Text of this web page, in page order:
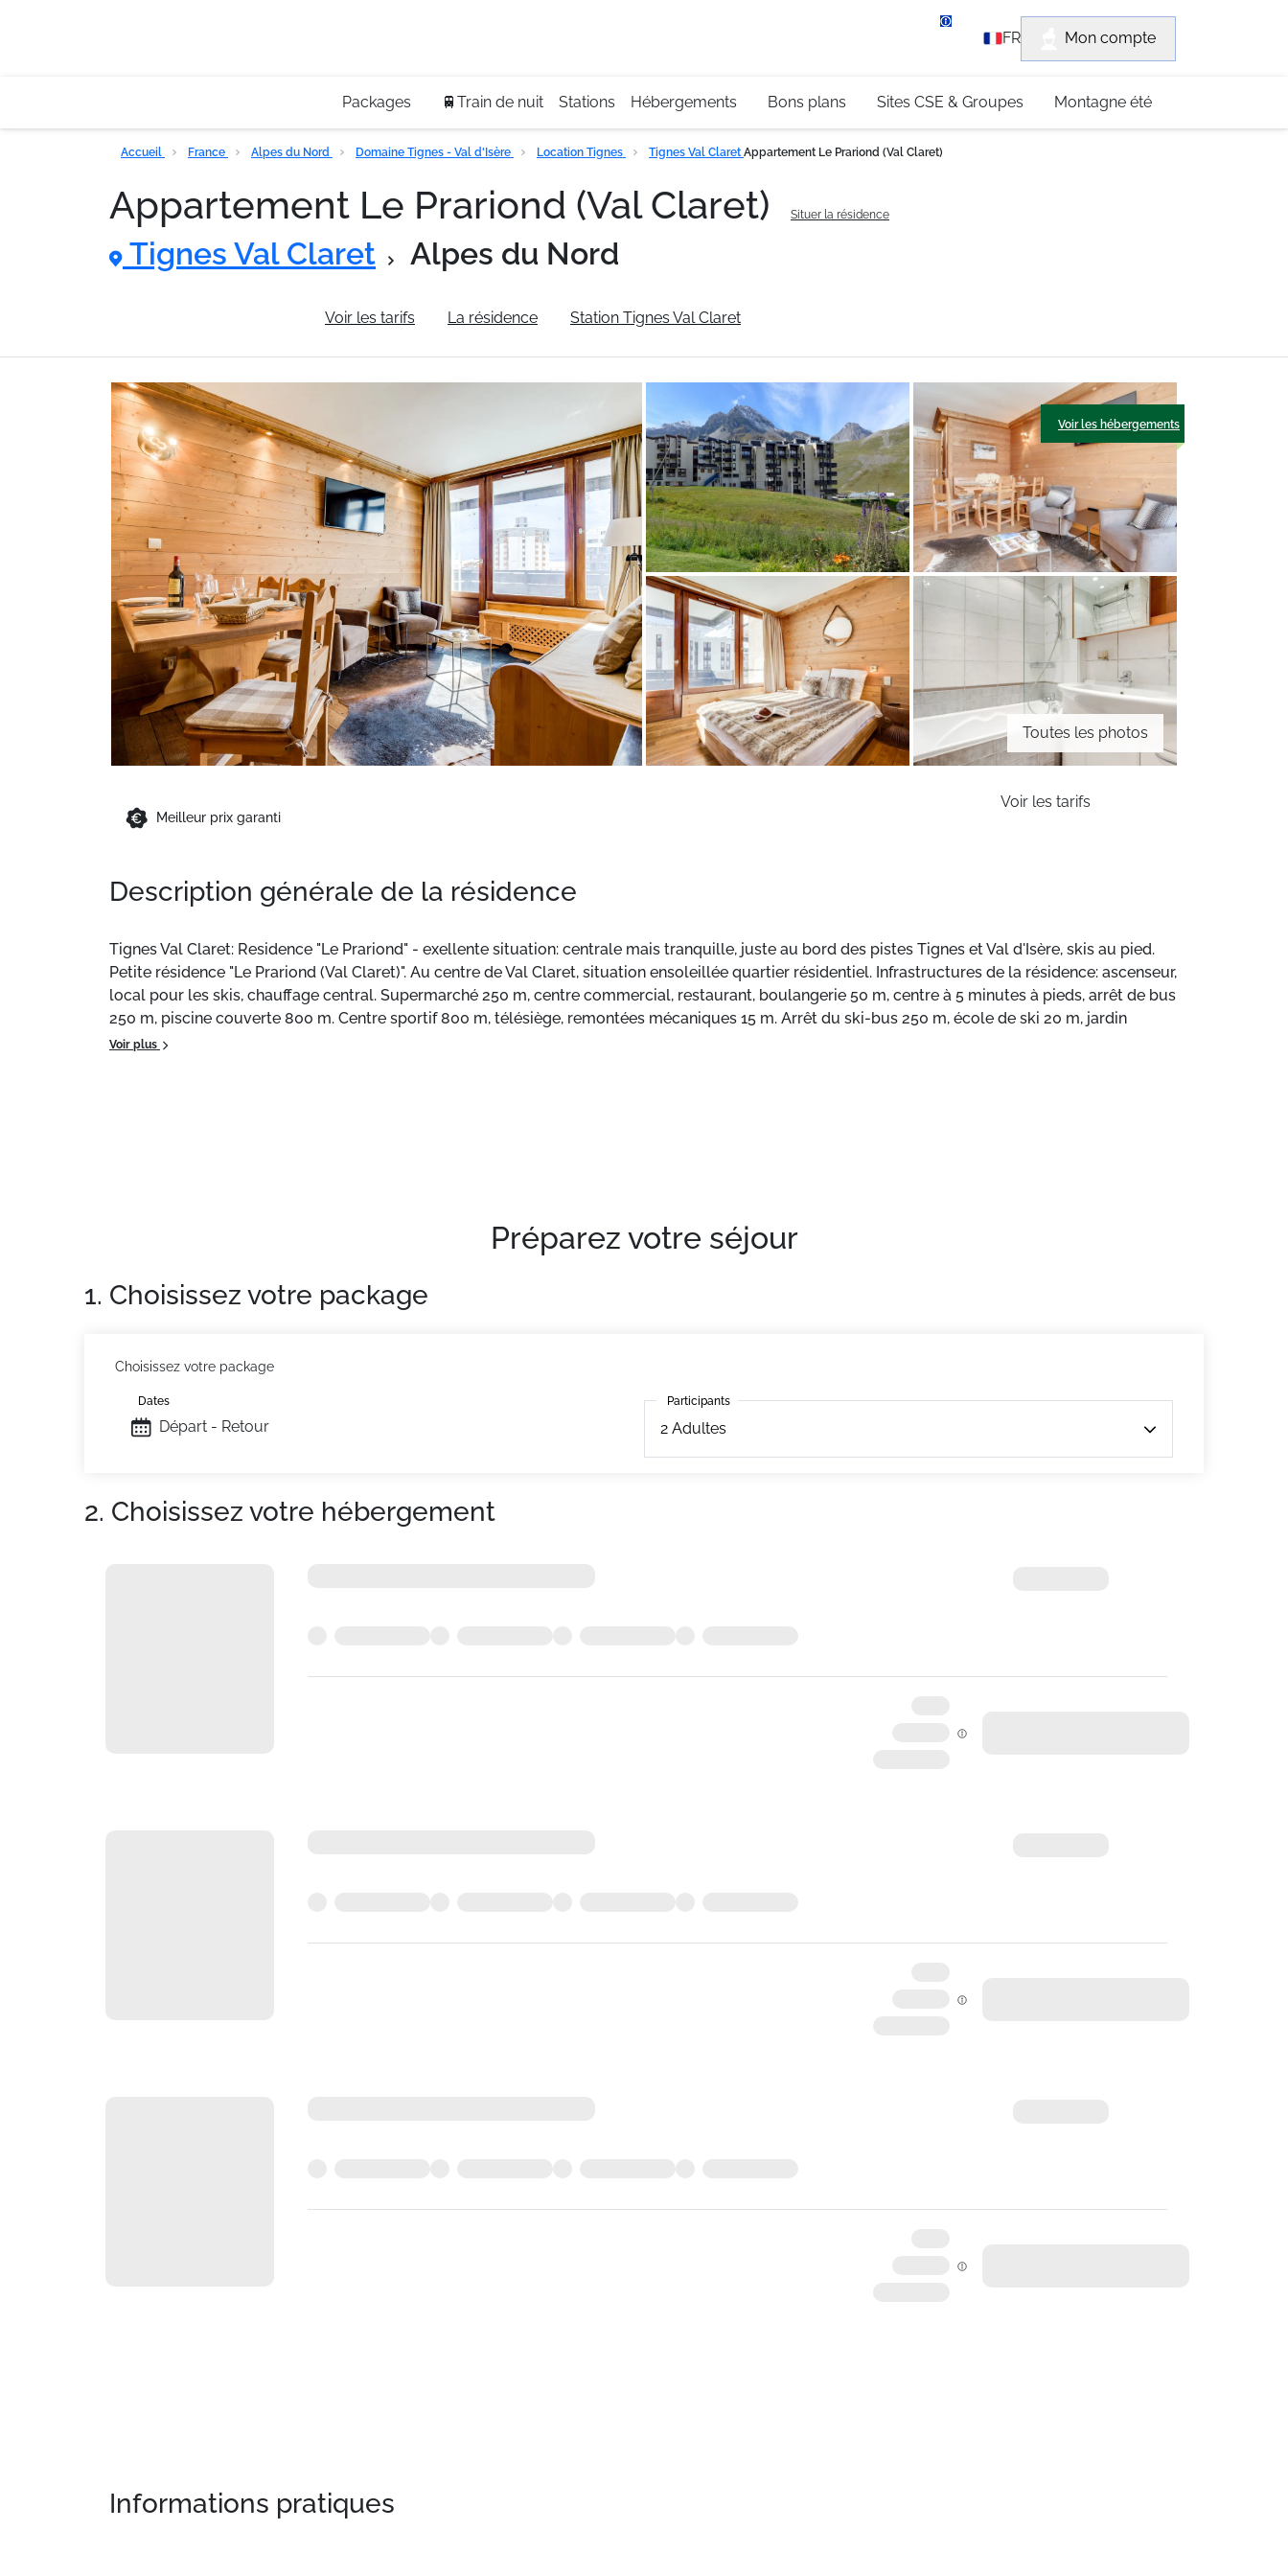
+33 (0)4 79 96 30 69
FR Mon compte
Packages 🚆Train de nuit Stations Hébergements Bons plans Sites CSE & Groupes Montagne été
Accueil France Alpes du Nord Domaine Tignes - Val d'Isère Location Tignes Tignes Val ClaretAppartement Le Prariond (Val Claret)
Appartement Le Prariond (Val Claret) Situer la résidence
Tignes Val Claret Alpes du Nord
Voir les tarifs La résidence Station Tignes Val Claret
Toutes les photos
Voir les hébergements
Meilleur prix garanti
Voir les tarifs
Description générale de la résidence
Tignes Val Claret: Residence "Le Prariond" - exellente situation: centrale mais tranquille, juste au bord des pistes Tignes et Val d'Isère, skis au pied.
Petite résidence "Le Prariond (Val Claret)". Au centre de Val Claret, situation ensoleillée quartier résidentiel. Infrastructures de la résidence: ascenseur,
local pour les skis, chauffage central. Supermarché 250 m, centre commercial, restaurant, boulangerie 50 m, centre à 5 minutes à pieds, arrêt de bus
250 m, piscine couverte 800 m. Centre sportif 800 m, télésiège, remontées mécaniques 15 m. Arrêt du ski-bus 250 m, école de ski 20 m, jardin
d'enfants (hiver) 150 m. Attractions à proximité: Funiculaire de la Grande Motte -en ski 200 m. Les domaines skiables de renommée sont facilement
Voir plus
Préparez votre séjour
1. Choisissez votre package
Choisissez votre package
Départ - Retour
Dates Participants
2 Adultes
Participants
2. Choisissez votre hébergement
Informations pratiques